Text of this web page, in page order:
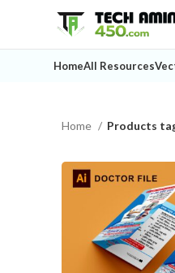
HomeAll Resources
Home Products